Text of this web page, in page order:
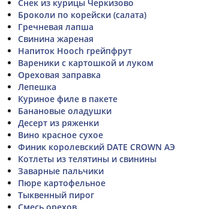
Снек из курицы Черкизово
Броколи по корейски (салата)
Гречневая лапша
Свинина жареная
Напиток Hooch грейпфрут
Вареники с картошкой и луком
Ореховая заправка
Лепешка
Куриное филе в пакете
Банановые оладушки
Десерт из ряженки
Вино красное сухое
Финик королевский DATE CROWN АЭ
Котлеты из телятины и свинины
Заварные пальчики
Пюре картофельное
Тыквенный пирог